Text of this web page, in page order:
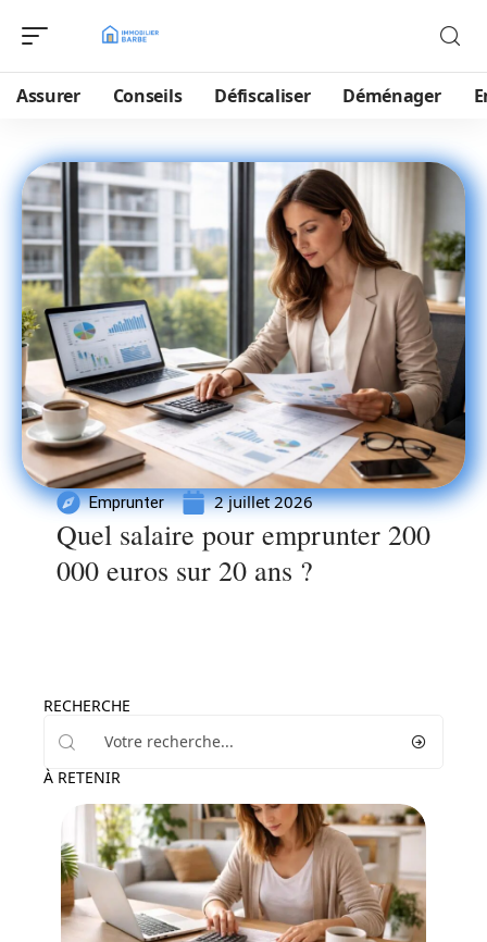
Assurer Conseils Défiscaliser Déménager
Emprunter 2 juillet 2026
Quel salaire pour emprunter 200
000 euros sur 20 ans ?
RECHERCHE
À RETENIR
Emprunter